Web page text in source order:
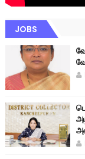
JOBS